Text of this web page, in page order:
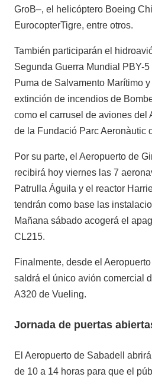
GroB–, el helicóptero Boeing
EurocopterTigre, entre otros.
También participarán el
Segunda Guerra Mundial PBY-
Puma de Salvamento Marítimo
extinción de incendios de
como el carrusel de aviones del
de la Fundació Parc Aeronàutic
Por su parte, el Aeropuerto de
recibirá hoy viernes las 7
Patrulla Águila y el reactor
tendrán como base las
Mañana sábado acogerá el
CL215.
Finalmente, desde el
saldrá el único avión comercial
A320 de Vueling.
Jornada de puertas
El Aeropuerto de Sabadell
de 10 a 14 horas para que el